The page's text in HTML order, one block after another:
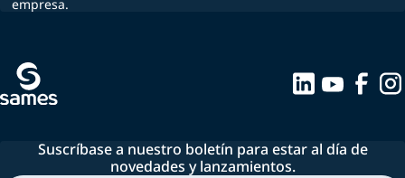
empresa.
Suscríbase a nuestro boletín para estar al día de
novedades y lanzamientos.